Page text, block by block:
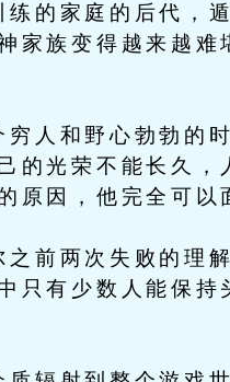
的家庭的后代，
家族变得越来越
人和野心勃勃的
的光荣不能长久
原因，他完全可以
前两次失败的理
只有少数人能保